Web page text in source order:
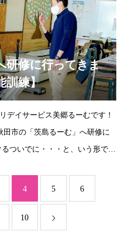
研修に行ってきま
訓練】
デイサービス美郷るーむです！
市の「茨島るーむ」へ研修に
ついでに・・・と、いう形で
4 5 6
10